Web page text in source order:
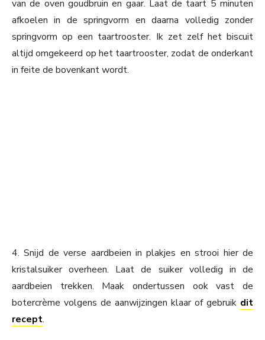
van de oven goudbruin en gaar. Laat de taart 5 minuten
afkoelen in de springvorm en daarna volledig zonder
springvorm op een taartrooster. Ik zet zelf het biscuit
altijd omgekeerd op het taartrooster, zodat de onderkant
in feite de bovenkant wordt.
4. Snijd de verse aardbeien in plakjes en strooi hier de
kristalsuiker overheen. Laat de suiker volledig in de
aardbeien trekken. Maak ondertussen ook vast de
botercrème volgens de aanwijzingen klaar of gebruik dit
recept.